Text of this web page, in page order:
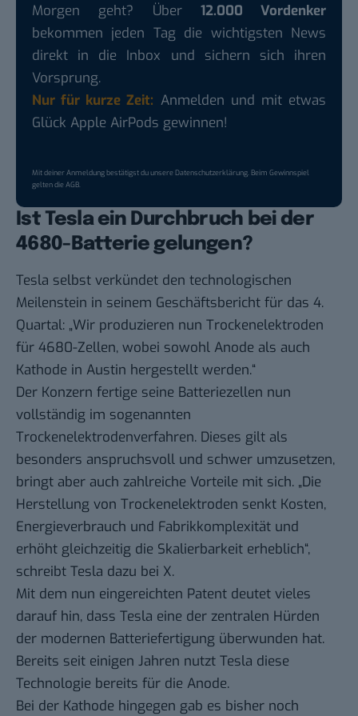
Morgen geht? Über 12.000 Vordenker
bekommen jeden Tag die wichtigsten News
direkt in die Inbox und sichern sich ihren
Vorsprung.
Nur für kurze Zeit: Anmelden und mit etwas
Glück Apple AirPods gewinnen!
Mit deiner Anmeldung bestätigst du unsereDatenschutzerklärung. Beim Gewinnspiel
gelten dieAGB.
Ist Tesla ein Durchbruch bei der
4680-Batterie gelungen?
Tesla selbst verkündet den technologischen
Meilenstein in seinem Geschäftsbericht für das 4.
Quartal: „Wir produzieren nun Trockenelektroden
für 4680-Zellen, wobei sowohl Anode als auch
Kathode in Austin hergestellt werden.“
Der Konzern fertige seine Batteriezellen nun
vollständig im sogenannten
Trockenelektrodenverfahren. Dieses gilt als
besonders anspruchsvoll und schwer umzusetzen,
bringt aber auch zahlreiche Vorteile mit sich. „Die
Herstellung von Trockenelektroden senkt Kosten,
Energieverbrauch und Fabrikkomplexität und
erhöht gleichzeitig die Skalierbarkeit erheblich“,
schreibt Tesla dazu bei X.
Mit dem nun eingereichten Patent deutet vieles
darauf hin, dass Tesla eine der zentralen Hürden
der modernen Batteriefertigung überwunden hat.
Bereits seit einigen Jahren nutzt Tesla diese
Technologie bereits für die Anode.
Bei der Kathode hingegen gab es bisher noch